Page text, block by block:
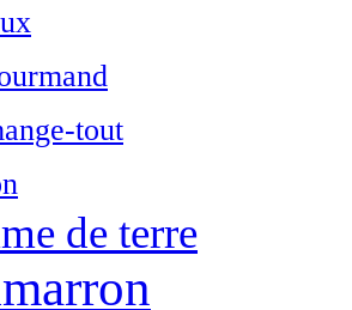
tout
de terre